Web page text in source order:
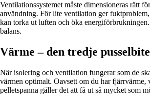
Ventilationssystemet måste dimensioneras rätt
användning. För lite ventilation ger
kan torka ut luften och öka
balans.
Värme – den tredje
När isolering och ventilation fungerar som de
värmen optimalt. Oavsett om du har fjärrvärme,
pelletspanna gäller det att få ut så mycket som